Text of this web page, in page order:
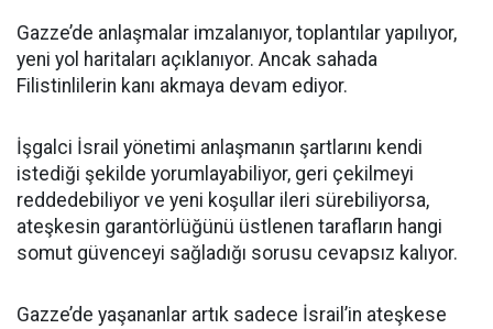
Gazze’de anlaşmalar imzalanıyor, toplantılar yapılıyor,
yeni yol haritaları açıklanıyor. Ancak sahada
Filistinlilerin kanı akmaya devam ediyor.
İşgalci İsrail yönetimi anlaşmanın şartlarını kendi
istediği şekilde yorumlayabiliyor, geri çekilmeyi
reddedebiliyor ve yeni koşullar ileri sürebiliyorsa,
ateşkesin garantörlüğünü üstlenen tarafların hangi
somut güvenceyi sağladığı sorusu cevapsız kalıyor.
Gazze’de yaşananlar artık sadece İsrail’in ateşkese